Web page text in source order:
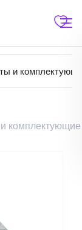
и
комплектующие